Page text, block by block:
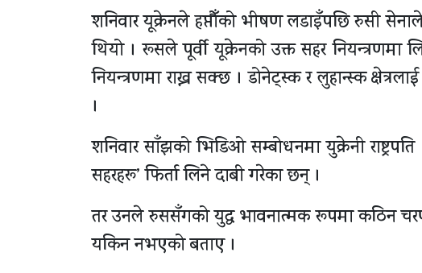
शनिवार यूक्रेनले हप्तौँको भीषण लडाइँपछि रुसी
थियो । रूसले पूर्वी यूक्रेनको उक्त सहर
नियन्त्रणमा राख्न सक्छ । डोनेट्स्क र लुहान्स्क
।
शनिवार साँझको भिडिओ सम्बोधनमा युक्रेनी
सहरहरू’ फिर्ता लिने दाबी गरेका छन् ।
तर उनले रुससँगको युद्ध भावनात्मक रूपमा कठिन
यकिन नभएको बताए ।